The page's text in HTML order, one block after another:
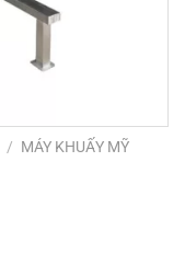
/ MÁY KHUẤY MỸ